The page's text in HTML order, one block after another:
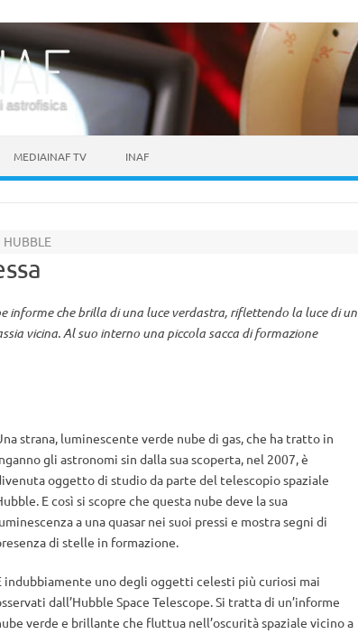
astrofisica
MEDIAINAF TV INAF
HUBBLE
informe che brilla di una luce verdastra, riflettendo la luce di un
vicina. Al suo interno una piccola sacca di formazione
strana, luminescente verde nube di gas, che ha tratto in
gli astronomi sin dalla sua scoperta, nel 2007, è
oggetto di studio da parte del telescopio spaziale
E così si scopre che questa nube deve la sua
a una quasar nei suoi pressi e mostra segni di
di stelle in formazione.
indubbiamente uno degli oggetti celesti più curiosi mai
dall’Hubble Space Telescope. Si tratta di un’informe
verde e brillante che fluttua nell’oscurità spaziale vicino a